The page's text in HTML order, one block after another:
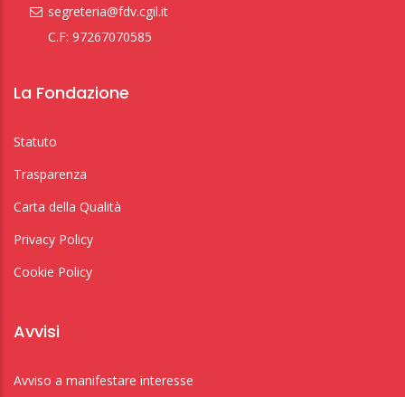
segreteria@fdv.cgil.it
C.F: 97267070585
La Fondazione
Statuto
Trasparenza
Carta della Qualità
Privacy Policy
Cookie Policy
Avvisi
Avviso a manifestare interesse